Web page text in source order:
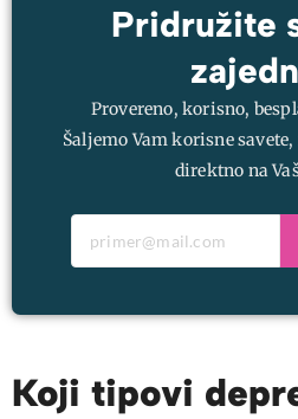
Pridružite
Provereno, korisno,
Šaljemo Vam korisne
direktno na
Koji tipovi